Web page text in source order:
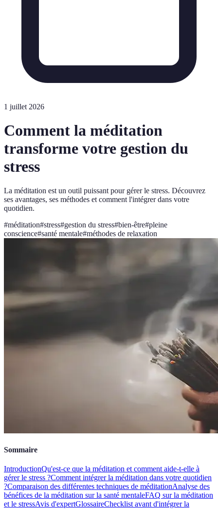
1 juillet 2026
Comment la méditation
transforme votre gestion du
stress
La méditation est un outil puissant pour gérer le stress. Découvrez
ses avantages, ses méthodes et comment l'intégrer dans votre
quotidien.
#méditation#stress#gestion du stress#bien-être#pleine
conscience#santé mentale#méthodes de relaxation
Sommaire
IntroductionQu'est-ce que la méditation et comment aide-t-elle à
gérer le stress ?Comment intégrer la méditation dans votre quotidien
?Comparaison des différentes techniques de méditationAnalyse des
bénéfices de la méditation sur la santé mentaleFAQ sur la méditation
et le stressAvis d'expertGlossaireChecklist avant d'intégrer la